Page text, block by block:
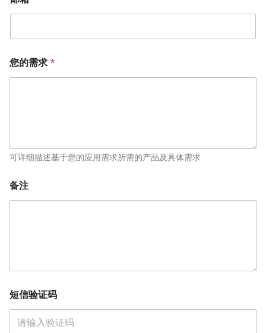
您的需求*
可详细描述基于您的应用需求所需的产品及具体需求
备注
的
需
求
短信验证码